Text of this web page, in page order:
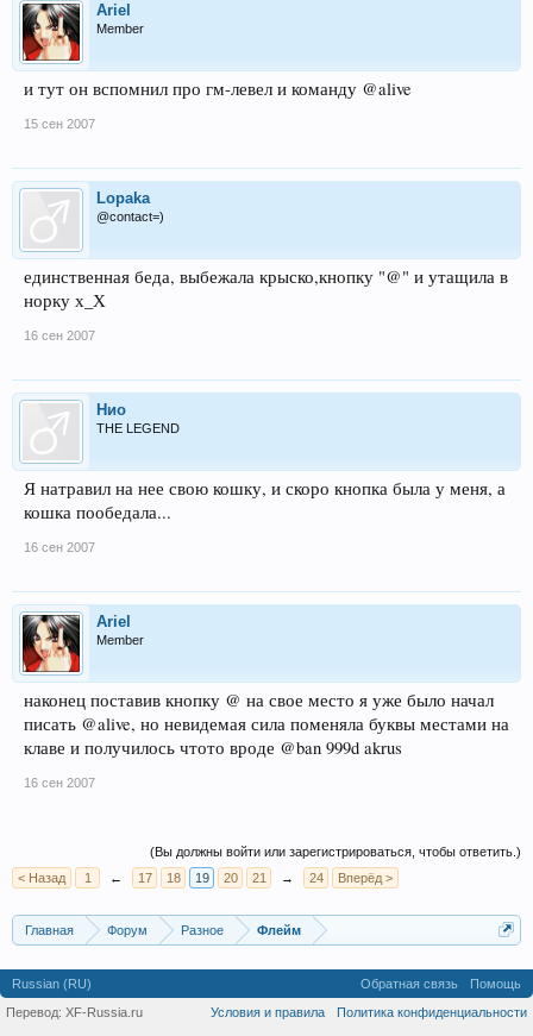
Ariel
Member
и тут он вспомнил про гм-левел и команду @alive
15 сен 2007
Lopaka
@contact=)
единственная беда, выбежала крыско,кнопку "@" и утащила в
норку х_Х
16 сен 2007
Нио
THE LEGEND
Я натравил на нее свою кошку, и скоро кнопка была у меня, а
кошка пообедала...
16 сен 2007
Ariel
Member
наконец поставив кнопку @ на свое место я уже было начал
писать @alive, но невидемая сила поменяла буквы местами на
клаве и получилось чтото вроде @ban 999d akrus
16 сен 2007
(Вы должны войти или зарегистрироваться, чтобы ответить.)
< Назад
1 ← 17 18 19 20 21 → 24 Вперёд >
Главная Форум Разное Флейм
Russian (RU) Обратная связь
Помощь
Условия и правила
Политика конфиденциальности
Перевод: XF-Russia.ru